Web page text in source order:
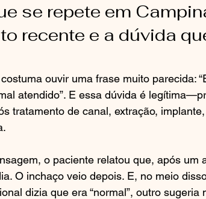
se repete em
recente e a dúvida
ouvir uma frase muito parecida:
atendido”. E essa dúvida é
tratamento de canal, extração,
o paciente relatou que, após um
O inchaço veio depois. E, no meio
dizia que era “normal”, outro